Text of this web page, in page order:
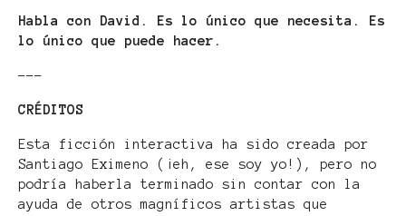
Habla con David. Es lo único que necesita. Es
lo único que puede hacer.
---
CRÉDITOS
Esta ficción interactiva ha sido creada por
Santiago Eximeno (¡eh, ese soy yo!), pero no
podría haberla terminado sin contar con la
ayuda de otros magníficos artistas que